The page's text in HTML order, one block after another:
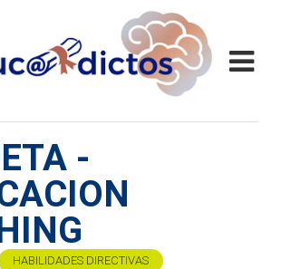
-
HABILIDADES DIRECTIVAS